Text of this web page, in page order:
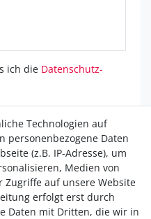
ich die Daten­schutz­
sich um ein Pflichtfeld.
Anfrage senden
Technologien auf
personenbezogene Daten
(z.B. IP-Adresse), um
Medien von
auf unsere Website
erfolgt erst durch
Daten mit Dritten, die wir in